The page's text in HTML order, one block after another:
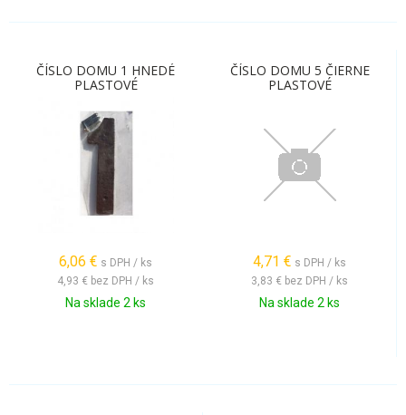
ČÍSLO DOMU 1 HNEDÉ
PLASTOVÉ
6,06 € s DPH / ks
4,93 € bez DPH / ks
Na sklade 2 ks
ČÍSLO DOMU 5 ČIERNE
PLASTOVÉ
4,71 € s DPH / ks
3,83 € bez DPH / ks
Na sklade 2 ks